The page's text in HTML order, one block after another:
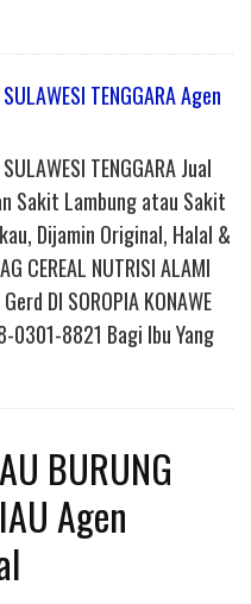
TENGGARA Agen
TENGGARA Jual
Sakit Lambung atau Sakit
Dijamin Original, Halal &
CEREAL NUTRISI ALAMI
DI SOROPIA KONAWE
0301-8821 Bagi Ibu Yang
BURUNG
Agen